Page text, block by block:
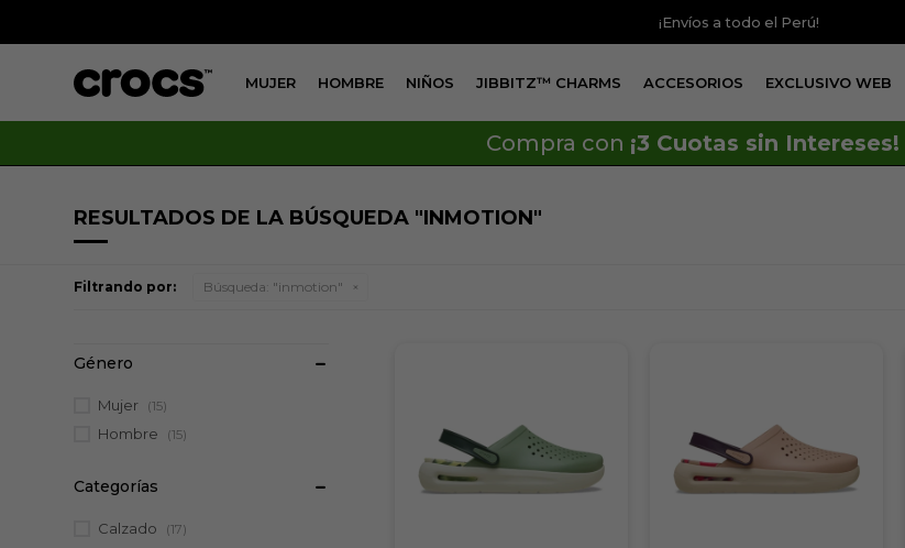
¡Envíos a todo el Perú!
MUJER HOMBRE NIÑOS JIBBITZ™ CHARMS ACCESORIOS EXCLUSIVO WEB
Compra con ¡3 Cuotas sin Intereses!
RESULTADOS DE LA BÚSQUEDA "INMOTION"
Filtrando por: Búsqueda: "inmotion"
Categorías
Calzado (17)
Mujer (15)
Hombre (15)